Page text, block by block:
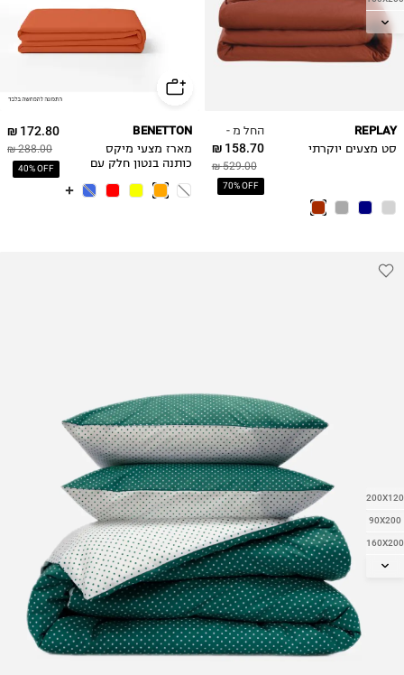
180X200
החל מ -
158.70 ₪
529.00 ₪
70% OFF
REPLAY
סט מצעים יוקרתי
172.80 ₪
288.00 ₪
40% OFF
BENETTON
מארז מצעי מיקס
כותנה בנטון חלק עם
200X120
90X200
160X200
200X140